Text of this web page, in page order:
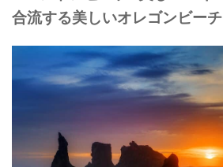
合流する美しいオレゴンビーチ